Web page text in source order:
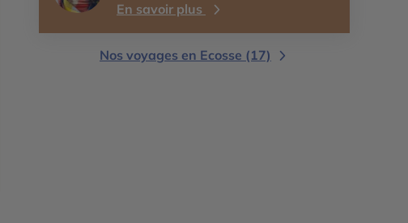
En savoir plus
Nos voyages en Ecosse (17)